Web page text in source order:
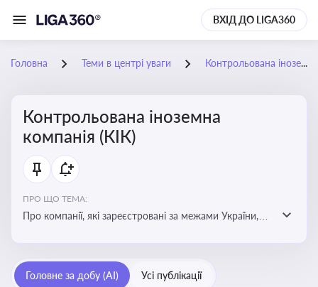
ВХІД ДО LIGA360
Головна Теми в центрі уваги Контрольована іноземна компанія (КІК)
Контрольована іноземна
компанія (КІК)
ПРО ЩО ТЕМА:
Про компанії, які зареєстровані за межами України,
органами України щодо своїх доходів і витрат
Головне за добу (AI) Усі публікації